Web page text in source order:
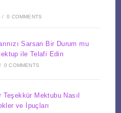
/ 0 COMMENTS
Sarsan Bir Durum mu
ile Telafi Edin
/ 0 COMMENTS
Mektubu Nasıl
ve İpuçları